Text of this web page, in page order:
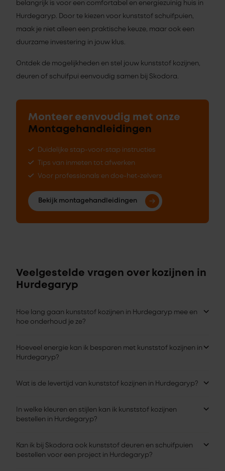
belangrijk is voor een comfortabel en energiezuinig huis in
Hurdegaryp. Door te kiezen voor kunststof schuifpuien,
maak je niet alleen een praktische keuze, maar ook een
duurzame investering in jouw klus.
Ontdek de mogelijkheden en stel jouw kunststof kozijnen,
deuren of schuifpui eenvoudig samen bij Skodora.
Monteer eenvoudig met onze
Montagehandleidingen
Duidelijke stap-voor-stap instructies
Tips van inmeten tot afwerken
Voor professionals en doe-het-zelvers
Bekijk montagehandleidingen
Veelgestelde vragen over kozijnen in
Hurdegaryp
Hoe lang gaan kunststof kozijnen in Hurdegaryp mee en
hoe onderhoud je ze?
Hoeveel energie kan ik besparen met kunststof kozijnen in
Hurdegaryp?
Wat is de levertijd van kunststof kozijnen in Hurdegaryp?
In welke kleuren en stijlen kan ik kunststof kozijnen
bestellen in Hurdegaryp?
Kan ik bij Skodora ook kunststof deuren en schuifpuien
bestellen voor een project in Hurdegaryp?